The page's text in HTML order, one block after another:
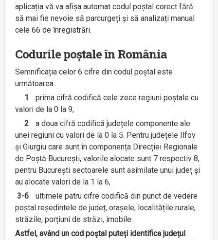
aplicația vă va afișa automat codul poștal corect fără
să mai fie nevoie să parcurgeți și să analizați manual
cele 66 de înregistrări.
Codurile poștale în România
Semnificația celor 6 cifre din codul poștal este
următoarea:
1
prima cifră codifică cele zece regiuni poștale cu
valori de la 0 la 9,
2
a doua cifră codifică județele componente ale
unei regiuni cu valori de la 0 la 5. Pentru județele Ilfov
și Giurgiu care sunt în componența Direcției Regionale
de Poștă București, valorile alocate sunt 7 respectiv 8,
pentru București sectoarele sunt asimilate unui județ și
au alocate valori de la 1 la 6,
3-6
ultimele patru cifre codifică din punct de vedere
poștal reședintele de județ, orașele, localitățile rurale,
străzile, porțiuni de străzi, imobile.
Astfel, având un cod poștal puteți identifica județul